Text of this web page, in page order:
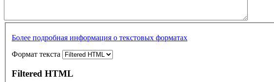
Более подробная информация о текстовых форматах
Формат текста
Filtered HTML